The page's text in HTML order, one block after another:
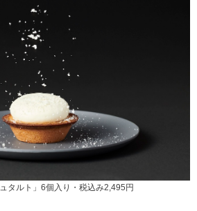
ュタルト」6個入り・税込み2,495円